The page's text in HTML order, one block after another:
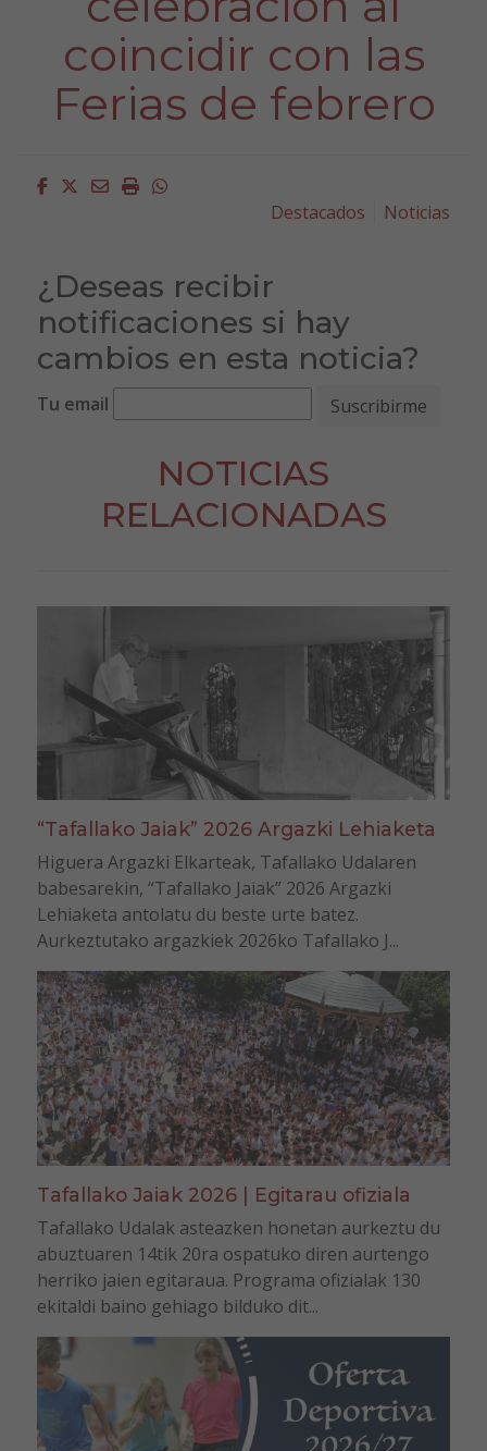
coincidir con las
Ferias de febrero
Facebook
Twitter
EmailImprimirWhatsapp
Destacados
Noticias
¿Deseas recibir
notificaciones si hay
cambios en esta noticia?
Tu email
NOTICIAS
RELACIONADAS
“Tafallako Jaiak” 2026 Argazki Lehiaketa
Higuera Argazki Elkarteak, Tafallako Udalaren
babesarekin, “Tafallako Jaiak” 2026 Argazki
Lehiaketa antolatu du beste urte batez.
Aurkeztutako argazkiek 2026ko Tafallako J...
Tafallako Jaiak 2026 | Egitarau ofiziala
Tafallako Udalak asteazken honetan aurkeztu du
abuztuaren 14tik 20ra ospatuko diren aurtengo
herriko jaien egitaraua. Programa ofizialak 130
ekitaldi baino gehiago bilduko dit...